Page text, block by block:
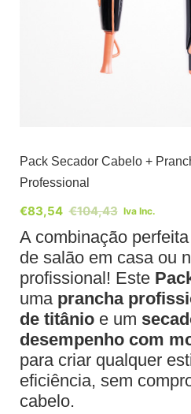
Pack Secador Cabelo +
Professional
€104,43
€83,54 Iva Inc.
A combinação
de salão em casa ou
profissional! Este
uma prancha
de titânio e um
desempenho com
para criar qualquer
eficiência, sem
cabelo.